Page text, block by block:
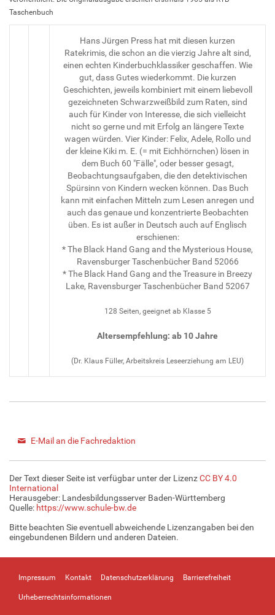
Taschenbuch
Hans Jürgen Press hat mit diesen kurzen
Ratekrimis, die schon an die vierzig Jahre alt sind,
einen echten Kinderbuchklassiker geschaffen. Wie
gut, dass Gutes wiederkommt. Die kurzen
Geschichten, jeweils kombiniert mit einem liebevoll
gezeichneten Schwarzweißbild zum Raten, sind
auch für Kinder von Interesse, die sich vielleicht
nicht so gerne und mit Erfolg an längere Texte
wagen würden. Vier Kinder: Felix, Adele, Rollo und
der kleine Kiki m. E. (= mit Eichhörnchen) lösen in
dem Buch 60 "Fälle", oder besser gesagt,
Beobachtungsaufgaben, die den detektivischen
Spürsinn von Kindern wecken können. Das Buch
kann mit einfachen Mitteln zum Lesen anregen und
auch das genaue und konzentrierte Beobachten
üben. Es ist außer in Deutsch auch auf Englisch
erschienen:
* The Black Hand Gang and the Mysterious House,
Ravensburger Taschenbücher Band 52066
* The Black Hand Gang and the Treasure in Breezy
Lake, Ravensburger Taschenbücher Band 52067
128 Seiten, geeignet ab Klasse 5
Altersempfehlung: ab 10 Jahre
(Dr. Klaus Füller, Arbeitskreis Leseerziehung am LEU)
E-Mail an die Fachredaktion
Der Text dieser Seite ist verfügbar unter der LizenzCC BY 4.0
International
Herausgeber: Landesbildungsserver Baden-Württemberg
Quelle: https://www.schule-bw.de
Bitte beachten Sie eventuell abweichende Lizenzangaben bei den
eingebundenen Bildern und anderen Dateien.
Impressum Kontakt Datenschutzerklärung Barrierefreiheit
Urheberrechtsinformationen